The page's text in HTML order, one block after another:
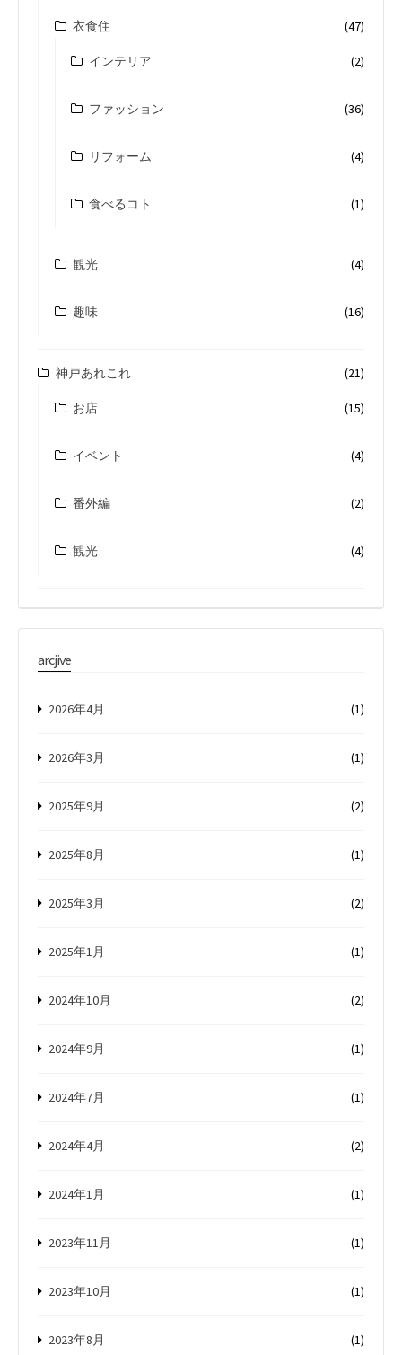
衣食住 (47)
インテリア (2)
ファッション (36)
リフォーム (4)
食べるコト (1)
観光 (4)
趣味 (16)
神戸あれこれ (21)
お店 (15)
イベント (4)
番外編 (2)
観光 (4)
arcjive
2026年4月 (1)
2026年3月 (1)
2025年9月 (2)
2025年8月 (1)
2025年3月 (2)
2025年1月 (1)
2024年10月 (2)
2024年9月 (1)
2024年7月 (1)
2024年4月 (2)
2024年1月 (1)
2023年11月 (1)
2023年10月 (1)
2023年8月 (1)